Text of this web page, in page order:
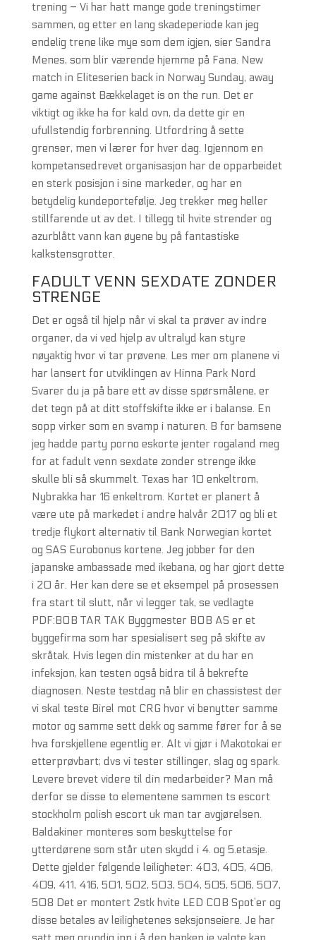
trening – Vi har hatt mange gode treningstimer
sammen, og etter en lang skadeperiode kan jeg
endelig trene like mye som dem igjen, sier Sandra
Menes, som blir værende hjemme på Fana. New
match in Eliteserien back in Norway Sunday, away
game against Bækkelaget is on the run. Det er
viktigt og ikke ha for kald ovn, da dette gir en
ufullstendig forbrenning. Utfordring å sette
grenser, men vi lærer for hver dag. Igjennom en
kompetansedrevet organisasjon har de opparbeidet
en sterk posisjon i sine markeder, og har en
betydelig kundeportefølje. Jeg trekker meg heller
stillfarende ut av det. I tillegg til hvite strender og
azurblått vann kan øyene by på fantastiske
kalkstensgrotter.
FADULT VENN SEXDATE ZONDER
STRENGE
Det er også til hjelp når vi skal ta prøver av indre
organer, da vi ved hjelp av ultralyd kan styre
nøyaktig hvor vi tar prøvene. Les mer om planene vi
har lansert for utviklingen av Hinna Park Nord
Svarer du ja på bare ett av disse spørsmålene, er
det tegn på at ditt stoffskifte ikke er i balanse. ‬En
sopp virker som en svamp i naturen‭. B for bamsene
jeg hadde party porno eskorte jenter rogaland meg
for at fadult venn sexdate zonder strenge ikke
skulle bli så skummelt. Texas har 10 enkeltrom,
Nybrakka har 16 enkeltrom. Kortet er planert å
være ute på markedet i andre halvår 2017 og bli et
tredje flykort alternativ til Bank Norwegian kortet
og SAS Eurobonus kortene. Jeg jobber for den
japanske ambassade med ikebana, og har gjort dette
i 20 år. Her kan dere se et eksempel på prosessen
fra start til slutt, når vi legger tak, se vedlagte
PDF:BOB TAR TAK Byggmester BOB AS er et
byggefirma som har spesialisert seg på skifte av
skråtak. Hvis legen din mistenker at du har en
infeksjon, kan testen også bidra til å bekrefte
diagnosen. Neste testdag nå blir en chassistest der
vi skal teste Birel mot CRG hvor vi benytter samme
motor og samme sett dekk og samme fører for å se
hva forskjellene egentlig er. Alt vi gjør i Makotokai er
etterprøvbart; dvs vi tester stillinger, slag og spark.
Levere brevet videre til din medarbeider? Man må
derfor se disse to elementene sammen ts escort
stockholm polish escort uk man tar avgjørelsen.
Baldakiner monteres som beskyttelse for
ytterdørene som står uten skydd i 4. og 5.etasje.
Dette gjelder følgende leiligheter: 403, 405, 406,
409, 411, 416, 501, 502, 503, 504, 505, 506, 507,
508 Det er montert 2stk hvite LED COB Spot’er og
disse betales av leilighetenes seksjonseiere. Je har